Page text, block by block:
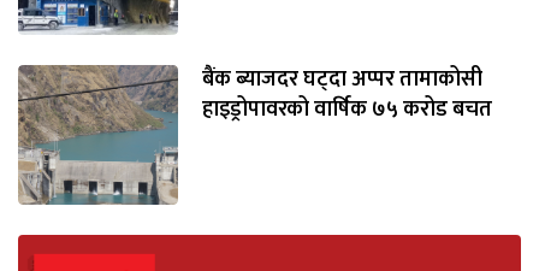
बैंक ब्याजदर घट्दा अप्पर तामाकोसी
हाइड्रोपावरको वार्षिक ७५ करोड बचत